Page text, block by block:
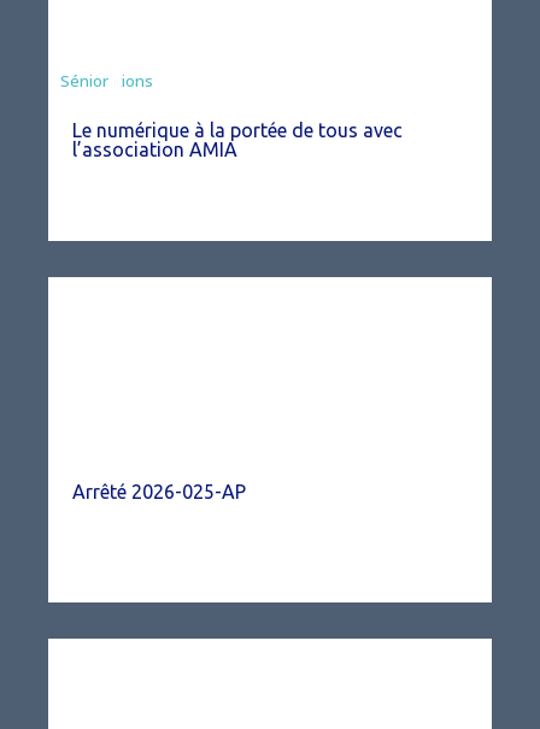
Associations
Sénior
Le numérique à la portée de tous avec
l’association AMIA
Arrêté 2026-025-AP